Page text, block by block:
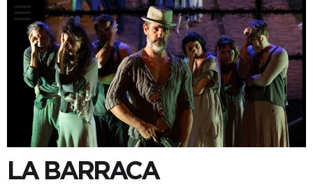
LA BARRACA